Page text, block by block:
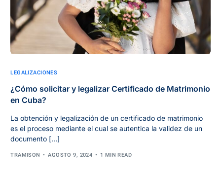
LEGALIZACIONES
¿Cómo solicitar y legalizar Certificado de Matrimonio
en Cuba?
La obtención y legalización de un certificado de matrimonio
es el proceso mediante el cual se autentica la validez de un
documento […]
TRAMISON
AGOSTO 9, 2024 1 MIN READ